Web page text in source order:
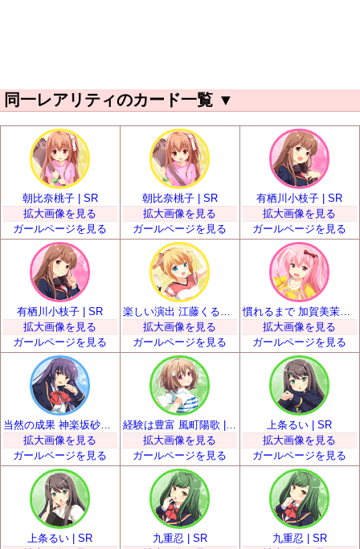
同一レアリティのカード一覧 ▼
朝比奈桃子 | SR
拡大画像を見る
ガールページを見る
朝比奈桃子 | SR
拡大画像を見る
ガールページを見る
有栖川小枝子 | SR
拡大画像を見る
ガールページを見る
有栖川小枝子 | SR
拡大画像を見る
ガールページを見る
拡大画像を見る
ガールページを見る
慣れるまで 加賀美茉莉 | SR
拡大画像を見る
ガールページを見る
拡大画像を見る
ガールページを見る
経験は豊富 風町陽歌 | SR
拡大画像を見る
ガールページを見る
上条るい | SR
拡大画像を見る
ガールページを見る
上条るい | SR
九重忍 | SR
九重忍 | SR